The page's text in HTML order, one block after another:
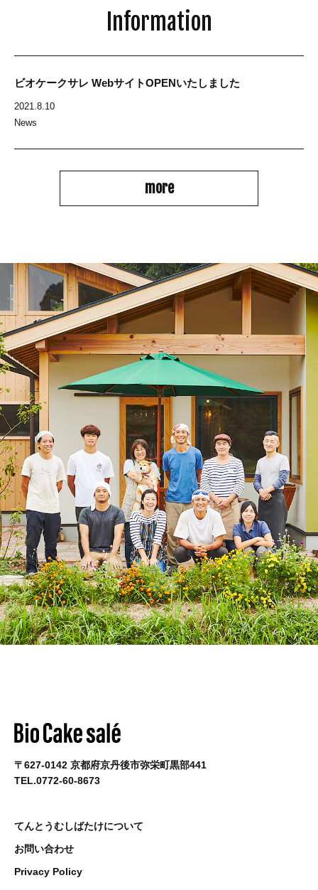
Information
ビオケークサレ WebサイトOPENいたしました
2021.8.10
News
more
〒627-0142 京都府京丹後市弥栄町黒部441
TEL.0772-60-8673
てんとうむしばたけについて
お問い合わせ
Privacy Policy